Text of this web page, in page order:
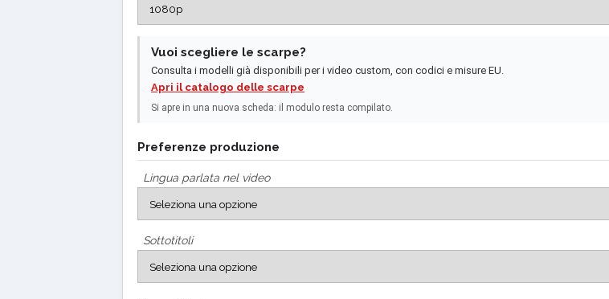
Vuoi scegliere le scarpe?
Consulta i modelli già disponibili per i video custom, con codici e misure EU.
Apri il catalogo delle scarpe
Si apre in una nuova scheda: il modulo resta compilato.
Preferenze produzione
Lingua parlata nel video
Sottotitoli